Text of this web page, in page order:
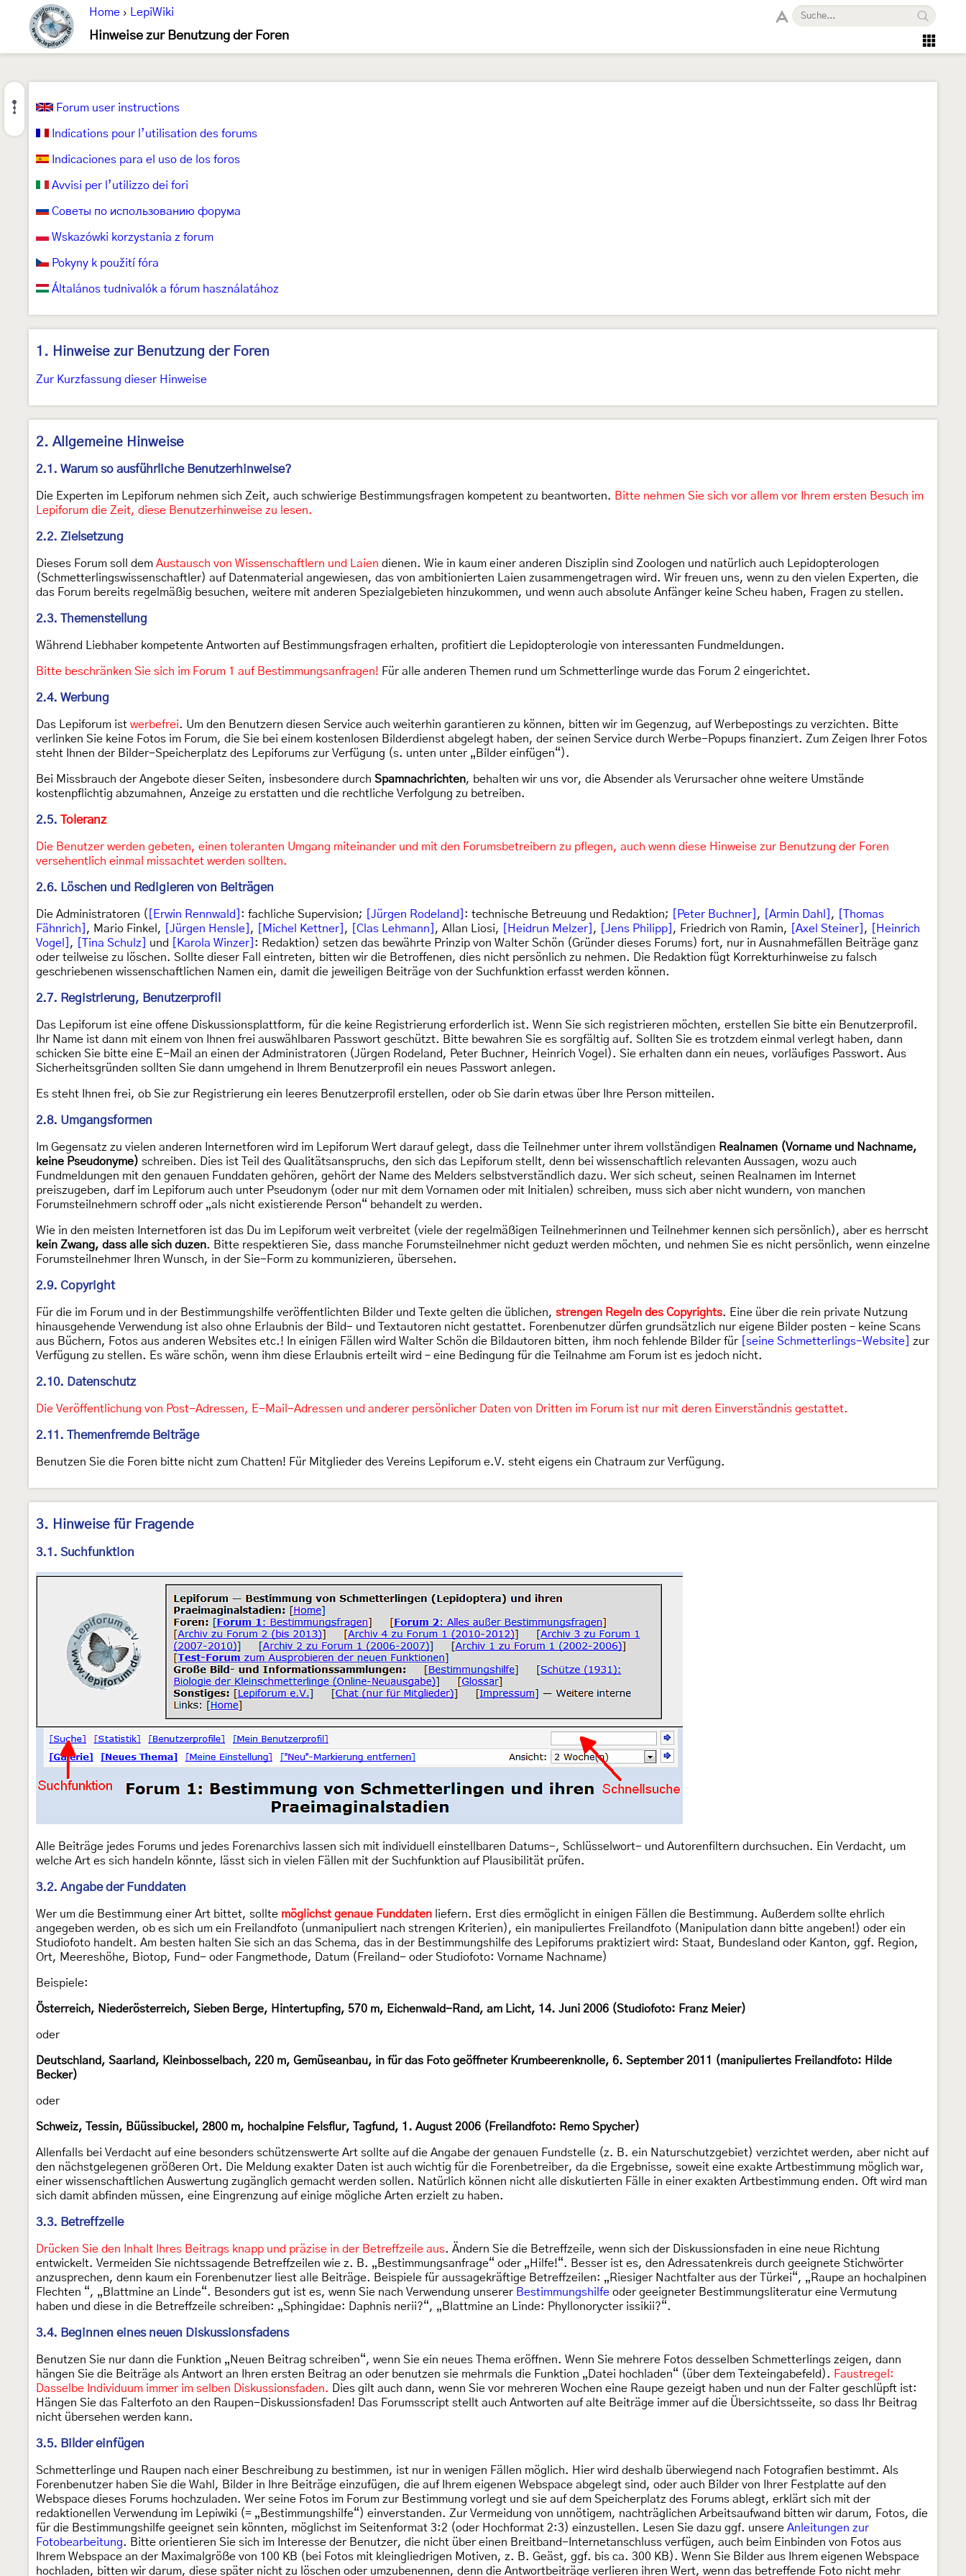
Home › LepiWiki
Hinweise zur Benutzung der Foren
Forum user instructions
Indications pour l’utilisation des forums
Indicaciones para el uso de los foros
Avvisi per l’utilizzo dei fori
Советы по использованию форума
Wskazówki korzystania z forum
Pokyny k použití fóra
Általános tudnivalók a fórum használatához
1. Hinweise zur Benutzung der Foren
Zur Kurzfassung dieser Hinweise
2. Allgemeine Hinweise
2.1. Warum so ausführliche Benutzerhinweise?
Die Experten im Lepiforum nehmen sich Zeit, auch schwierige Bestimmungsfragen kompetent zu beantworten. Bitte nehmen Sie sich vor allem vor Ihrem ersten Besuch im
Lepiforum die Zeit, diese Benutzerhinweise zu lesen.
2.2. Zielsetzung
Dieses Forum soll dem Austausch von Wissenschaftlern und Laien dienen. Wie in kaum einer anderen Disziplin sind Zoologen und natürlich auch Lepidopterologen
(Schmetterlingswissenschaftler) auf Datenmaterial angewiesen, das von ambitionierten Laien zusammengetragen wird. Wir freuen uns, wenn zu den vielen Experten, die
das Forum bereits regelmäßig besuchen, weitere mit anderen Spezialgebieten hinzukommen, und wenn auch absolute Anfänger keine Scheu haben, Fragen zu stellen.
2.3. Themenstellung
Während Liebhaber kompetente Antworten auf Bestimmungsfragen erhalten, profitiert die Lepidopterologie von interessanten Fundmeldungen.
Bitte beschränken Sie sich im Forum 1 auf Bestimmungsanfragen! Für alle anderen Themen rund um Schmetterlinge wurde das Forum 2 eingerichtet.
2.4. Werbung
Das Lepiforum ist werbefrei. Um den Benutzern diesen Service auch weiterhin garantieren zu können, bitten wir im Gegenzug, auf Werbepostings zu verzichten. Bitte
verlinken Sie keine Fotos im Forum, die Sie bei einem kostenlosen Bilderdienst abgelegt haben, der seinen Service durch Werbe-Popups finanziert. Zum Zeigen Ihrer Fotos
steht Ihnen der Bilder-Speicherplatz des Lepiforums zur Verfügung (s. unten unter „Bilder einfügen“).
Bei Missbrauch der Angebote dieser Seiten, insbesondere durch Spamnachrichten, behalten wir uns vor, die Absender als Verursacher ohne weitere Umstände
kostenpflichtig abzumahnen, Anzeige zu erstatten und die rechtliche Verfolgung zu betreiben.
2.5. Toleranz
Die Benutzer werden gebeten, einen toleranten Umgang miteinander und mit den Forumsbetreibern zu pflegen, auch wenn diese Hinweise zur Benutzung der Foren
versehentlich einmal missachtet werden sollten.
2.6. Löschen und Redigieren von Beiträgen
Die Administratoren ( [Erwin Rennwald] : fachliche Supervision; [Jürgen Rodeland] : technische Betreuung und Redaktion; [Peter Buchner] , [Armin Dahl] ,
[Thomas
Fähnrich] , Mario Finkel, [Jürgen Hensle] , [Michel Kettner] , [Clas Lehmann] , Allan Liosi, [Heidrun Melzer] , [Jens Philipp] , Friedrich von Ramin, [Axel Steiner] ,
[Heinrich
Vogel] , [Tina Schulz] und [Karola Winzer] : Redaktion) setzen das bewährte Prinzip von Walter Schön (Gründer dieses Forums) fort, nur in Ausnahmefällen Beiträge ganz
oder teilweise zu löschen. Sollte dieser Fall eintreten, bitten wir die Betroffenen, dies nicht persönlich zu nehmen. Die Redaktion fügt Korrekturhinweise zu falsch
geschriebenen wissenschaftlichen Namen ein, damit die jeweiligen Beiträge von der Suchfunktion erfasst werden können.
2.7. Registrierung, Benutzerprofil
Das Lepiforum ist eine offene Diskussionsplattform, für die keine Registrierung erforderlich ist. Wenn Sie sich registrieren möchten, erstellen Sie bitte ein Benutzerprofil.
Ihr Name ist dann mit einem von Ihnen frei auswählbaren Passwort geschützt. Bitte bewahren Sie es sorgfältig auf. Sollten Sie es trotzdem einmal verlegt haben, dann
schicken Sie bitte eine E-Mail an einen der Administratoren (Jürgen Rodeland, Peter Buchner, Heinrich Vogel). Sie erhalten dann ein neues, vorläufiges Passwort. Aus
Sicherheitsgründen sollten Sie dann umgehend in Ihrem Benutzerprofil ein neues Passwort anlegen.
Es steht Ihnen frei, ob Sie zur Registrierung ein leeres Benutzerprofil erstellen, oder ob Sie darin etwas über Ihre Person mitteilen.
2.8. Umgangsformen
Im Gegensatz zu vielen anderen Internetforen wird im Lepiforum Wert darauf gelegt, dass die Teilnehmer unter ihrem vollständigen Realnamen (Vorname und Nachname,
keine Pseudonyme) schreiben. Dies ist Teil des Qualitätsanspruchs, den sich das Lepiforum stellt, denn bei wissenschaftlich relevanten Aussagen, wozu auch
Fundmeldungen mit den genauen Funddaten gehören, gehört der Name des Melders selbstverständlich dazu. Wer sich scheut, seinen Realnamen im Internet
preiszugeben, darf im Lepiforum auch unter Pseudonym (oder nur mit dem Vornamen oder mit Initialen) schreiben, muss sich aber nicht wundern, von manchen
Forumsteilnehmern schroff oder „als nicht existierende Person“ behandelt zu werden.
Wie in den meisten Internetforen ist das Du im Lepiforum weit verbreitet (viele der regelmäßigen Teilnehmerinnen und Teilnehmer kennen sich persönlich), aber es herrscht
kein Zwang, dass alle sich duzen. Bitte respektieren Sie, dass manche Forumsteilnehmer nicht geduzt werden möchten, und nehmen Sie es nicht persönlich, wenn einzelne
Forumsteilnehmer Ihren Wunsch, in der Sie-Form zu kommunizieren, übersehen.
2.9. Copyright
Für die im Forum und in der Bestimmungshilfe veröffentlichten Bilder und Texte gelten die üblichen, strengen Regeln des Copyrights. Eine über die rein private Nutzung
hinausgehende Verwendung ist also ohne Erlaubnis der Bild- und Textautoren nicht gestattet. Forenbenutzer dürfen grundsätzlich nur eigene Bilder posten – keine Scans
aus Büchern, Fotos aus anderen Websites etc.! In einigen Fällen wird Walter Schön die Bildautoren bitten, ihm noch fehlende Bilder für
[seine Schmetterlings-Website]
zur
Verfügung zu stellen. Es wäre schön, wenn ihm diese Erlaubnis erteilt wird – eine Bedingung für die Teilnahme am Forum ist es jedoch nicht.
2.10. Datenschutz
Die Veröffentlichung von Post-Adressen, E-Mail-Adressen und anderer persönlicher Daten von Dritten im Forum ist nur mit deren Einverständnis gestattet.
2.11. Themenfremde Beiträge
Benutzen Sie die Foren bitte nicht zum Chatten! Für Mitglieder des Vereins Lepiforum e.V. steht eigens ein Chatraum zur Verfügung.
3. Hinweise für Fragende
3.1. Suchfunktion
Alle Beiträge jedes Forums und jedes Forenarchivs lassen sich mit individuell einstellbaren Datums-, Schlüsselwort- und Autorenfiltern durchsuchen. Ein Verdacht, um
welche Art es sich handeln könnte, lässt sich in vielen Fällen mit der Suchfunktion auf Plausibilität prüfen.
3.2. Angabe der Funddaten
Wer um die Bestimmung einer Art bittet, sollte möglichst genaue Funddaten liefern. Erst dies ermöglicht in einigen Fällen die Bestimmung. Außerdem sollte ehrlich
angegeben werden, ob es sich um ein Freilandfoto (unmanipuliert nach strengen Kriterien), ein manipuliertes Freilandfoto (Manipulation dann bitte angeben!) oder ein
Studiofoto handelt. Am besten halten Sie sich an das Schema, das in der Bestimmungshilfe des Lepiforums praktiziert wird: Staat, Bundesland oder Kanton, ggf. Region,
Ort, Meereshöhe, Biotop, Fund- oder Fangmethode, Datum (Freiland- oder Studiofoto: Vorname Nachname)
Beispiele:
Österreich, Niederösterreich, Sieben Berge, Hintertupfing, 570 m, Eichenwald-Rand, am Licht, 14. Juni 2006 (Studiofoto: Franz Meier)
oder
Deutschland, Saarland, Kleinbosselbach, 220 m, Gemüseanbau, in für das Foto geöffneter Krumbeerenknolle, 6. September 2011 (manipuliertes Freilandfoto: Hilde
Becker)
oder
Schweiz, Tessin, Büüssibuckel, 2800 m, hochalpine Felsflur, Tagfund, 1. August 2006 (Freilandfoto: Remo Spycher)
Allenfalls bei Verdacht auf eine besonders schützenswerte Art sollte auf die Angabe der genauen Fundstelle (z. B. ein Naturschutzgebiet) verzichtet werden, aber nicht auf
den nächstgelegenen größeren Ort. Die Meldung exakter Daten ist auch wichtig für die Forenbetreiber, da die Ergebnisse, soweit eine exakte Artbestimmung möglich war,
einer wissenschaftlichen Auswertung zugänglich gemacht werden sollen. Natürlich können nicht alle diskutierten Fälle in einer exakten Artbestimmung enden. Oft wird man
sich damit abfinden müssen, eine Eingrenzung auf einige mögliche Arten erzielt zu haben.
3.3. Betreffzeile
Drücken Sie den Inhalt Ihres Beitrags knapp und präzise in der Betreffzeile aus. Ändern Sie die Betreffzeile, wenn sich der Diskussionsfaden in eine neue Richtung
entwickelt. Vermeiden Sie nichtssagende Betreffzeilen wie z. B. „Bestimmungsanfrage“ oder „Hilfe!“. Besser ist es, den Adressatenkreis durch geeignete Stichwörter
anzusprechen, denn kaum ein Forenbenutzer liest alle Beiträge. Beispiele für aussagekräftige Betreffzeilen: „Riesiger Nachtfalter aus der Türkei“, „Raupe an hochalpinen
Flechten “, „Blattmine an Linde“. Besonders gut ist es, wenn Sie nach Verwendung unserer Bestimmungshilfe oder geeigneter Bestimmungsliteratur eine Vermutung
haben und diese in die Betreffzeile schreiben: „Sphingidae: Daphnis nerii?“, „Blattmine an Linde: Phyllonorycter issikii?“.
3.4. Beginnen eines neuen Diskussionsfadens
Benutzen Sie nur dann die Funktion „Neuen Beitrag schreiben“, wenn Sie ein neues Thema eröffnen. Wenn Sie mehrere Fotos desselben Schmetterlings zeigen, dann
hängen Sie die Beiträge als Antwort an Ihren ersten Beitrag an oder benutzen sie mehrmals die Funktion „Datei hochladen“ (über dem Texteingabefeld). Faustregel:
Dasselbe Individuum immer im selben Diskussionsfaden.
Dies gilt auch dann, wenn Sie vor mehreren Wochen eine Raupe gezeigt haben und nun der Falter geschlüpft ist:
Hängen Sie das Falterfoto an den Raupen-Diskussionsfaden! Das Forumsscript stellt auch Antworten auf alte Beiträge immer auf die Übersichtsseite, so dass Ihr Beitrag
nicht übersehen werden kann.
3.5. Bilder einfügen
Schmetterlinge und Raupen nach einer Beschreibung zu bestimmen, ist nur in wenigen Fällen möglich. Hier wird deshalb überwiegend nach Fotografien bestimmt. Als
Forenbenutzer haben Sie die Wahl, Bilder in Ihre Beiträge einzufügen, die auf Ihrem eigenen Webspace abgelegt sind, oder auch Bilder von Ihrer Festplatte auf den
Webspace dieses Forums hochzuladen. Wer seine Fotos im Forum zur Bestimmung vorlegt und sie auf dem Speicherplatz des Forums ablegt, erklärt sich mit der
redaktionellen Verwendung im Lepiwiki (= „Bestimmungshilfe“) einverstanden. Zur Vermeidung von unnötigem, nachträglichen Arbeitsaufwand bitten wir darum, Fotos, die
für die Bestimmungshilfe geeignet sein könnten, möglichst im Seitenformat 3:2 (oder Hochformat 2:3) einzustellen. Lesen Sie dazu ggf. unsere Anleitungen zur
Fotobearbeitung. Bitte orientieren Sie sich im Interesse der Benutzer, die nicht über einen Breitband-Internetanschluss verfügen, auch beim Einbinden von Fotos aus
Ihrem Webspace an der Maximalgröße von 100 KB (bei Fotos mit kleingliedrigen Motiven, z. B. Geäst, ggf. bis ca. 300 KB). Wenn Sie Bilder aus Ihrem eigenen Webspace
hochladen, bitten wir darum, diese später nicht zu löschen oder umzubenennen, denn die Antwortbeiträge verlieren ihren Wert, wenn das betreffende Foto nicht mehr